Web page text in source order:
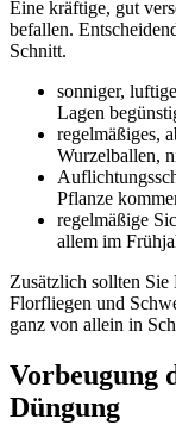
Eine kräftige, gut
befallen.
Schnitt.
sonniger,
Lagen
regelmäßiges,
Wurzelballen,
Pflanze
regelmäßige
allem im
Zusätzlich sollten
Florfliegen und
ganz von allein in
Vorbeugung
Düngung